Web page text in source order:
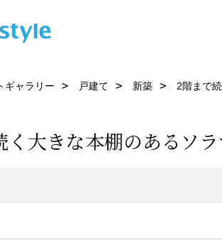
ギャラリー 戸建て 新築 2階まで
く大きな本棚のあるソラ